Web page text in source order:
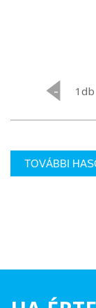
- db
TOVÁBBI